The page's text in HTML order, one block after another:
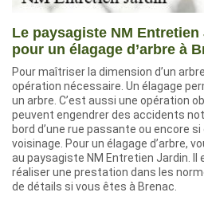
Le paysagiste NM
pour un élagage d’arbre à
Pour maîtriser la dimension d’un
opération nécessaire. Un élagage
un arbre. C’est aussi une opération
peuvent engendrer des accidents
bord d’une rue passante ou encore
voisinage. Pour un élagage d’arbre,
au paysagiste NM Entretien Jardin. Il
réaliser une prestation dans les
de détails si vous êtes à Brenac.